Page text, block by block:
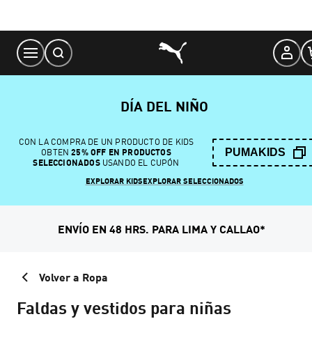
Content
DÍA DEL NIÑO
CON LA COMPRA DE UN PRODUCTO DE KIDS
OBTEN 25% OFF EN PRODUCTOS
SELECCIONADOSUSANDO EL CUPÓN
PUMAKIDS
EXPLORAR KIDSEXPLORAR SELECCIONADOS
ENVÍO EN 48 HRS. PARA LIMA Y CALLAO*
Volver a Ropa
Faldas y vestidos para niñas